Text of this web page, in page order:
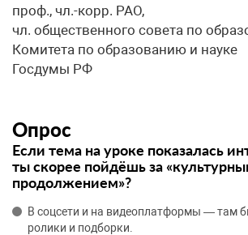
проф., чл.-корр. РАО,
чл. общественного совета по
Комитета по образованию и науке
Госдумы РФ
Опрос
Если тема на уроке показалась
ты скорее пойдёшь за
продолжением»?
В соцсети и на видеоплатформы — там
ролики и подборки.